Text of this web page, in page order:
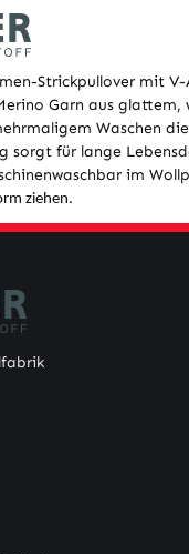
Strickpullover mit
Garn aus glattem,
Waschen
sorgt für lange
im
ziehen.